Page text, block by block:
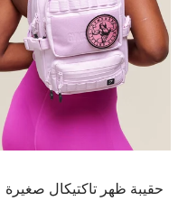
حقيبة ظهر تاكتيكال صغيرة